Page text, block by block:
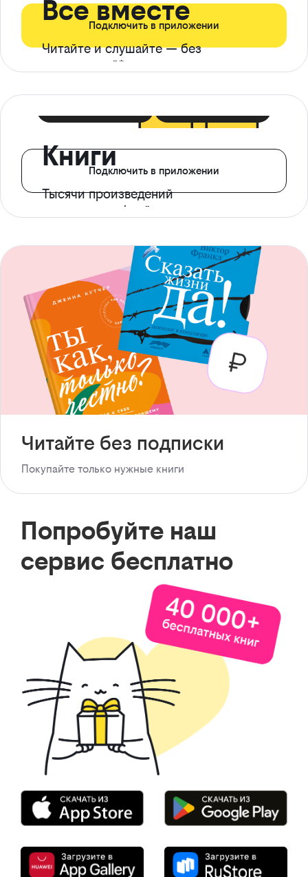
Все вместе
Читайте и слушайте — без
ограничений*
Подключить в приложении
Книги
Тысячи произведений
с доступом офлайн
Подключить в приложении
Читайте без подписки
Покупайте только нужные книги
Попробуйте наш
сервис бесплатно